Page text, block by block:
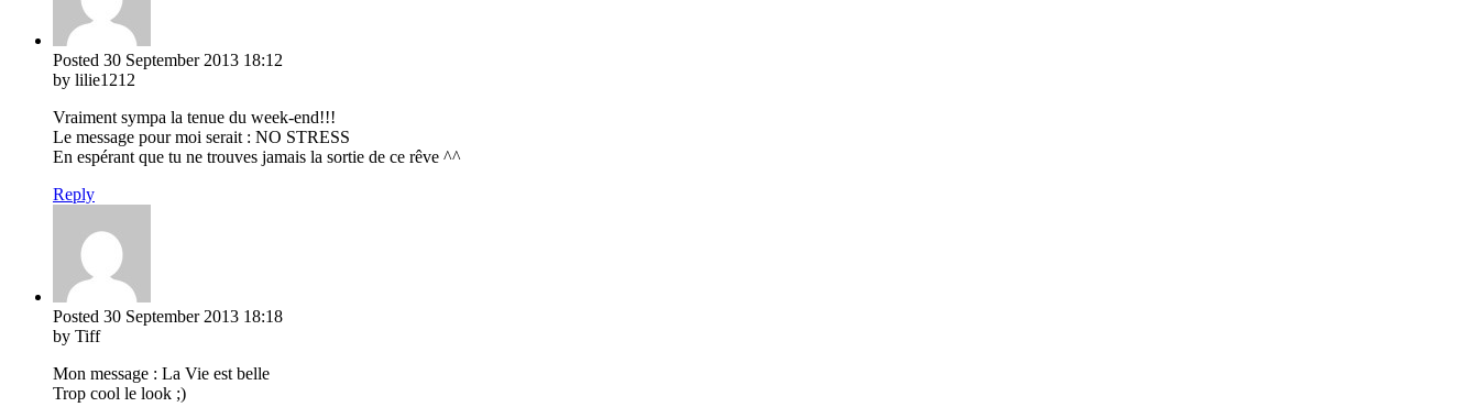
Posted 30 September 2013 18:12
by lilie1212
Vraiment sympa la tenue du week-end!!!
Le message pour moi serait : NO STRESS
En espérant que tu ne trouves jamais la sortie de ce rêve ^^
Reply
Posted 30 September 2013 18:18
by Tiff
Mon message : La Vie est belle
Trop cool le look ;)